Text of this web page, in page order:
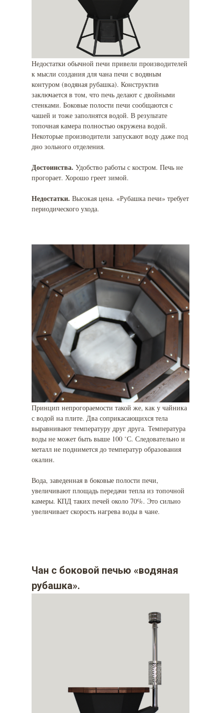
Недостатки обычной печи привели производителей
к мысли создания для чана печи с водяным
контуром (водяная рубашка). Конструктив
заключается в том, что печь делают с двойными
стенками. Боковые полости печи сообщаются с
чашей и тоже заполнятся водой. В результате
топочная камера полностью окружена водой.
Некоторые производители запускают воду даже под
дно зольного отделения.
Достоинства. Удобство работы с костром. Печь не
прогорает. Хорошо греет зимой.
Недостатки. Высокая цена. «Рубашка печи» требует
периодического ухода.
Принцип непрогораемости такой же, как у чайника
с водой на плите. Два соприкасающихся тела
выравнивают температуру друг друга. Температура
воды не может быть выше 100 ˚С. Следовательно и
металл не поднимется до температур образования
окалин.
Вода, заведенная в боковые полости печи,
увеличивают площадь передачи тепла из топочной
камеры. КПД таких печей около 70%. Это сильно
увеличивает скорость нагрева воды в чане.
Чан с боковой печью «водяная
рубашка».